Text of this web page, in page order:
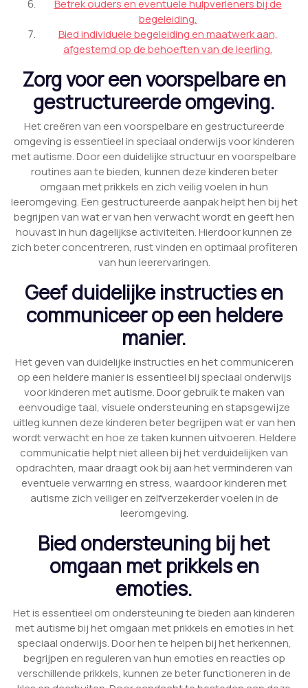
Betrek ouders en eventuele hulpverleners bij de
begeleiding.
Bied individuele begeleiding en maatwerk aan,
afgestemd op de behoeften van de leerling.
Zorg voor een voorspelbare en
gestructureerde omgeving.
Het creëren van een voorspelbare en gestructureerde
omgeving is essentieel in speciaal onderwijs voor kinderen
met autisme. Door een duidelijke structuur en voorspelbare
routines aan te bieden, kunnen deze kinderen beter
omgaan met prikkels en zich veilig voelen in hun
leeromgeving. Een gestructureerde aanpak helpt hen bij het
begrijpen van wat er van hen verwacht wordt en geeft hen
houvast in hun dagelijkse activiteiten. Hierdoor kunnen ze
zich beter concentreren, rust vinden en optimaal profiteren
van hun leerervaringen.
Geef duidelijke instructies en
communiceer op een heldere
manier.
Het geven van duidelijke instructies en het communiceren
op een heldere manier is essentieel bij speciaal onderwijs
voor kinderen met autisme. Door gebruik te maken van
eenvoudige taal, visuele ondersteuning en stapsgewijze
uitleg kunnen deze kinderen beter begrijpen wat er van hen
wordt verwacht en hoe ze taken kunnen uitvoeren. Heldere
communicatie helpt niet alleen bij het verduidelijken van
opdrachten, maar draagt ook bij aan het verminderen van
eventuele verwarring en stress, waardoor kinderen met
autisme zich veiliger en zelfverzekerder voelen in de
leeromgeving.
Bied ondersteuning bij het
omgaan met prikkels en
emoties.
Het is essentieel om ondersteuning te bieden aan kinderen
met autisme bij het omgaan met prikkels en emoties in het
speciaal onderwijs. Door hen te helpen bij het herkennen,
begrijpen en reguleren van hun emoties en reacties op
verschillende prikkels, kunnen ze beter functioneren in de